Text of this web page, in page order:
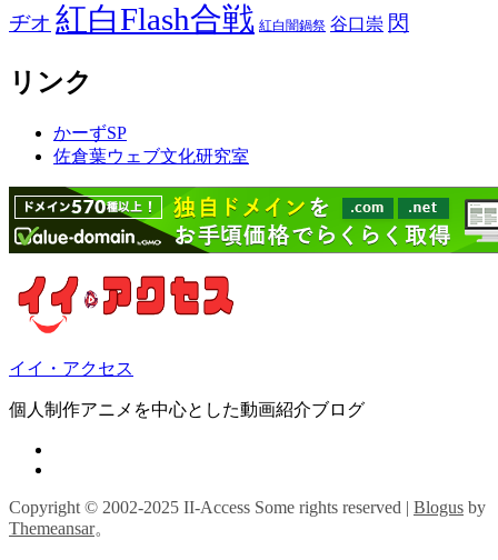
ヂオ 紅白Flash合戦 紅白闇鍋祭 谷口崇 閃
リンク
かーずSP
佐倉葉ウェブ文化研究室
イイ・アクセス
個人制作アニメを中心とした動画紹介ブログ
Copyright © 2002-2025 II-Access Some rights reserved | Blogus by
Themeansar。